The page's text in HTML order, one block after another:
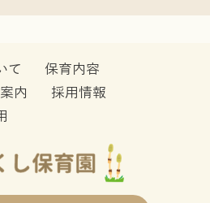
て
保育内容
内
採用情報